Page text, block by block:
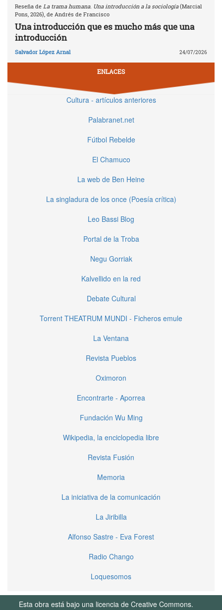
Reseña de La trama humana. Una introducción a la sociología(Marcial
Pons, 2026), de Andrés de Francisco
Una introducción que es mucho más que una
introducción
Salvador López Arnal 24/07/2026
ENLACES
Cultura - artículos anteriores
Palabranet.net
Fútbol Rebelde
El Chamuco
La web de Ben Heine
La singladura de los once (Poesía crítica)
Leo Bassi Blog
Portal de la Troba
Negu Gorriak
Kalvellido en la red
Debate Cultural
Torrent THEATRUM MUNDI - Ficheros emule
La Ventana
Revista Pueblos
Oximoron
Encontrarte - Aporrea
Fundación Wu Ming
Wikipedia, la enciclopedia libre
Revista Fusión
Memoria
La iniciativa de la comunicación
La Jiribilla
Alfonso Sastre - Eva Forest
Radio Chango
Loquesomos
Esta obra está bajo una licencia de Creative Commons.